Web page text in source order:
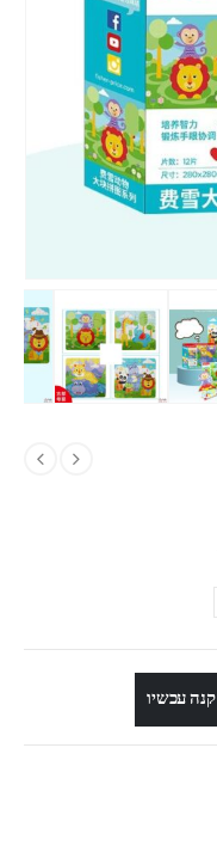
קנה עכשיו